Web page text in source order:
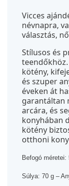
Vicces
névnapra,
választás,
Stílusos és
teendőkhöz.
kötény,
és szuper
éveken át
garantáltan
arcára, és
konyhában
kötény
otthoni
Befogó
Súlya: 70 g –